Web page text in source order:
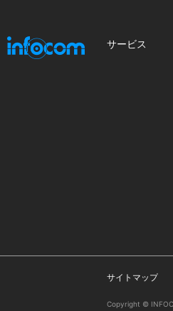
サービス
サイトマップ
Copyright ©